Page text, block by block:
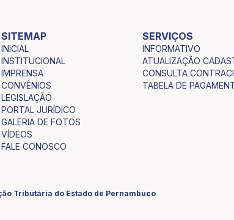
SITEMAP
INICIAL
INSTITUCIONAL
IMPRENSA
CONVÊNIOS
LEGISLAÇÃO
PORTAL JURÍDICO
GALERIA DE FOTOS
VÍDEOS
FALE CONOSCO
SERVIÇOS
INFORMATIVO
ATUALIZAÇÃO
CONSULTA
TABELA DE
Tributária do Estado de Pernambuco